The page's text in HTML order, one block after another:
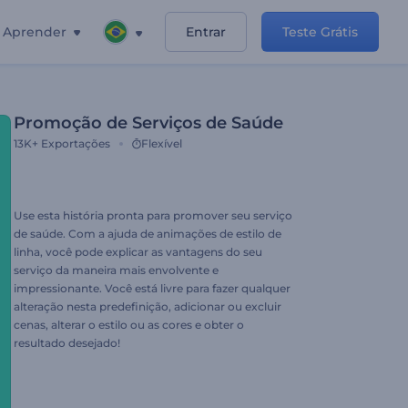
Aprender Entrar Teste Grátis
Promoção de Serviços de Saúde
13K+ Exportações Flexível
Use esta história pronta para promover seu serviço
de saúde. Com a ajuda de animações de estilo de
linha, você pode explicar as vantagens do seu
serviço da maneira mais envolvente e
impressionante. Você está livre para fazer qualquer
alteração nesta predefinição, adicionar ou excluir
cenas, alterar o estilo ou as cores e obter o
resultado desejado!